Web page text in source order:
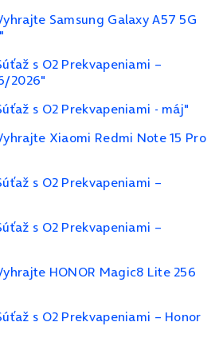
Samsung Galaxy A57 5G
s O2 Prekvapeniami –
2026"
s O2 Prekvapeniami - máj"
Xiaomi Redmi Note 15 Pro
s O2 Prekvapeniami –
s O2 Prekvapeniami –
HONOR Magic8 Lite 256
s O2 Prekvapeniami – Honor